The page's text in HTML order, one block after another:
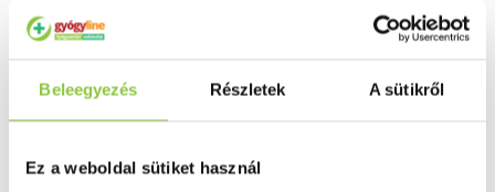
Beleegyezés Részletek A sütikről
Ez a weboldal sütiket használ
Érzékszervek
Húgyutak